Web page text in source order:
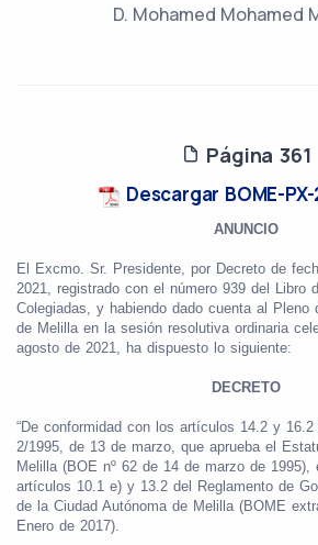
D. Mohamed Mohamed
Página 361
Descargar BOME-PX-
ANUNCIO
El Excmo. Sr. Presidente, por Decreto de
2021, registrado con el número 939 del Libro
Colegiadas, y habiendo dado cuenta al Pleno
de Melilla en la sesión resolutiva ordinaria
agosto de 2021, ha dispuesto lo siguiente:
DECRETO
“De conformidad con los artículos 14.2 y
2/1995, de 13 de marzo, que aprueba el
Melilla (BOE nº 62 de 14 de marzo de 1995),
artículos 10.1 e) y 13.2 del Reglamento de
de la Ciudad Autónoma de Melilla (BOME
Enero de 2017).